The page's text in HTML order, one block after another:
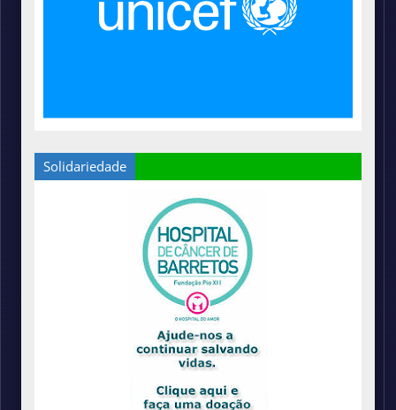
Solidariedade